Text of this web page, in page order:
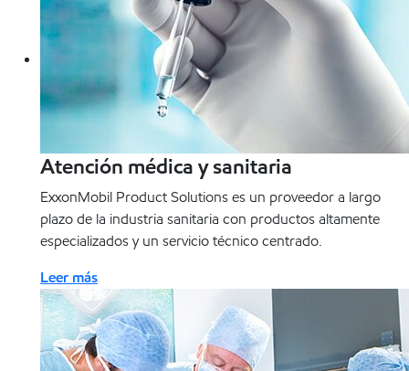
Atención médica y sanitaria
ExxonMobil Product Solutions es un proveedor a largo
plazo de la industria sanitaria con productos altamente
especializados y un servicio técnico centrado.
Leer más